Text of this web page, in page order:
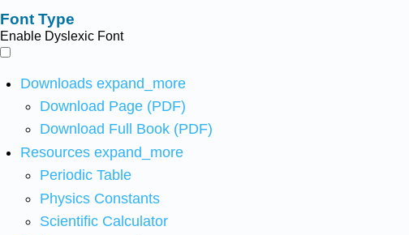
Font Type
Enable Dyslexic Font
Downloads expand_more
Download Page (PDF)
Download Full Book (PDF)
Resources expand_more
Periodic Table
Physics Constants
Scientific Calculator